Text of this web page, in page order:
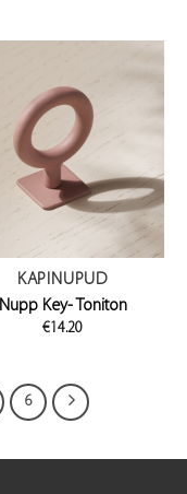
KAPINUPUD
Nupp Key- Toniton
€ 14.20
6